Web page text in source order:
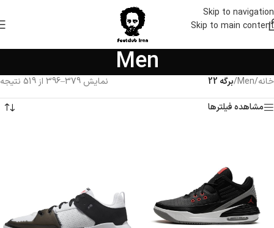
Skip to navigation
Skip to main content
Men
خانه/
Men
/برگه 22
نمایش 379–396 از 519 نتیجه
مشاهده فیلترها